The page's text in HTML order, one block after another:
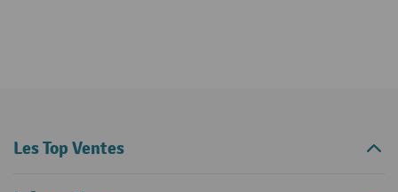
Les Top Ventes